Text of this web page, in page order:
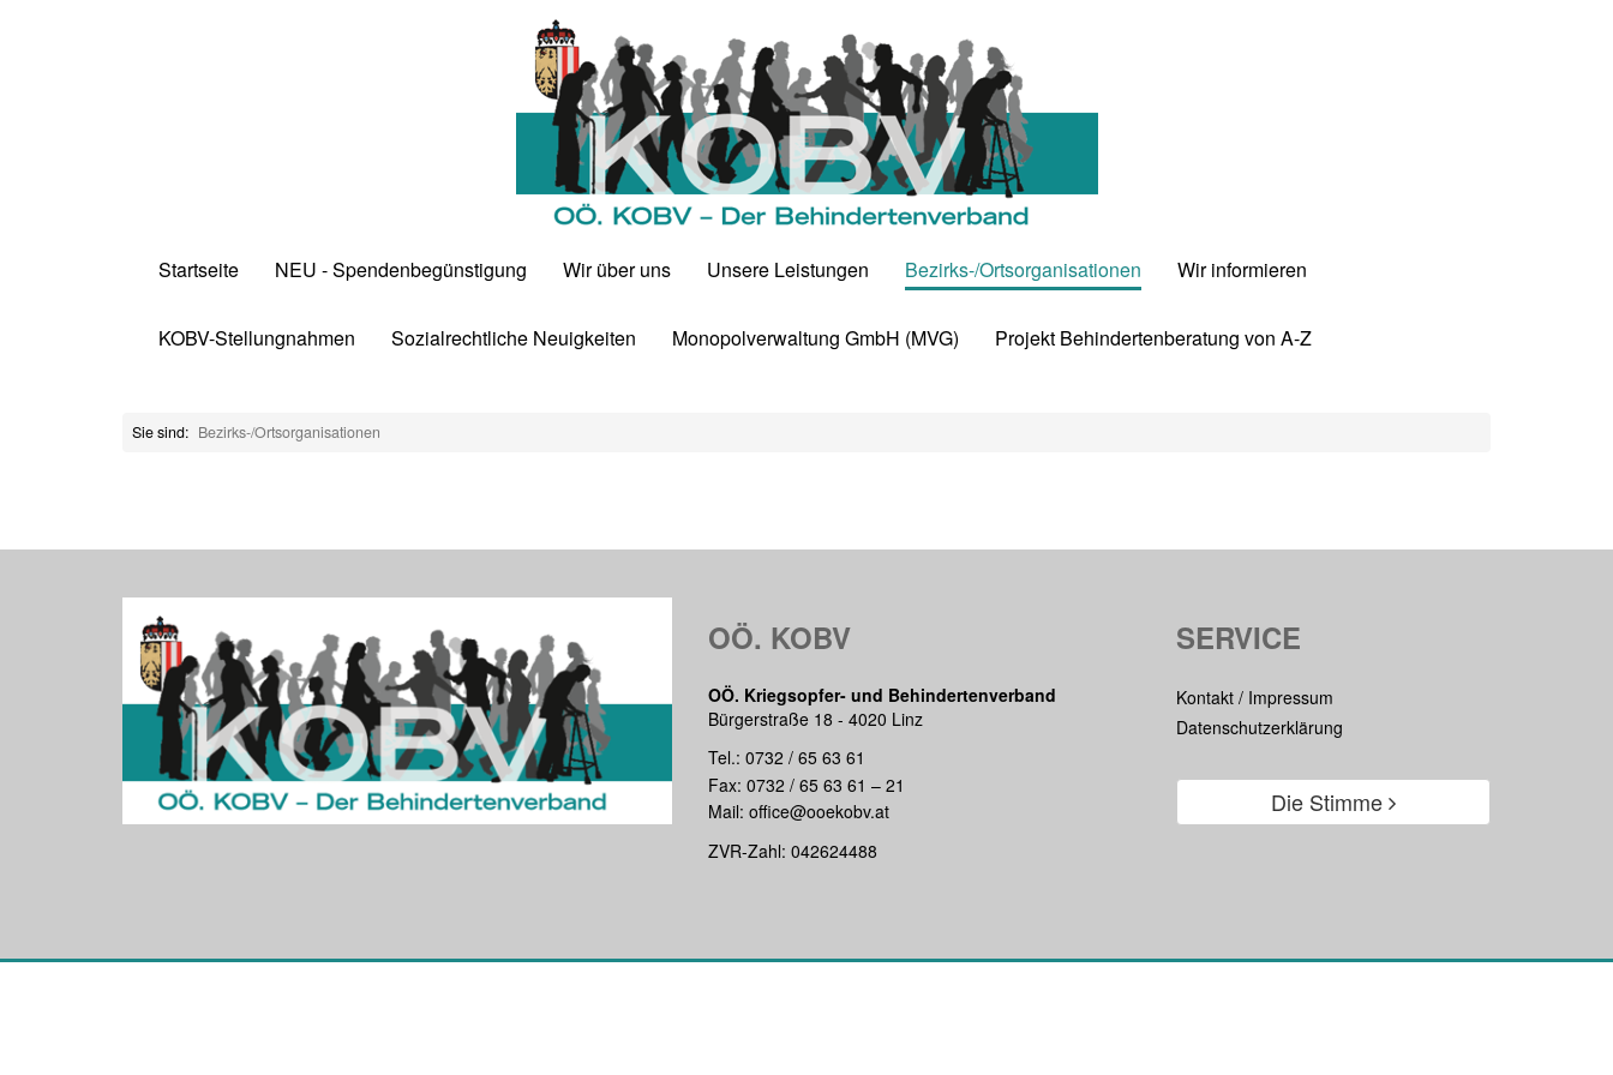
Startseite NEU - Spendenbegünstigung Wir über uns Unsere Leistungen Bezirks-/Ortsorganisationen Wir informieren
KOBV-Stellungnahmen Sozialrechtliche Neuigkeiten Monopolverwaltung GmbH (MVG) Projekt Behindertenberatung von A-Z
Sie sind: Bezirks-/Ortsorganisationen
OÖ. KOBV
OÖ. Kriegsopfer- und Behindertenverband
Bürgerstraße 18 - 4020 Linz
Tel.: 0732 / 65 63 61
Fax: 0732 / 65 63 61 – 21
Mail: office@ooekobv.at
ZVR-Zahl: 042624488
SERVICE
Kontakt / Impressum
Datenschutzerklärung
Die Stimme